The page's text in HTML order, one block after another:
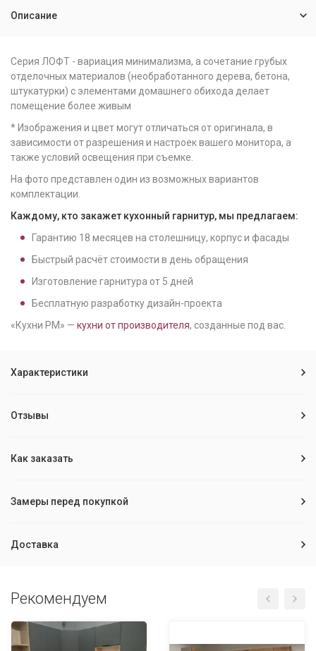
Описание
Серия ЛОФТ - вариация минимализма, а сочетание грубых
отделочных материалов (необработанного дерева, бетона,
штукатурки) с элементами домашнего обихода делает
помещение более живым
* Изображения и цвет могут отличаться от оригинала, в
зависимости от разрешения и настроек вашего монитора, а
также условий освещения при съемке.
На фото представлен один из возможных вариантов
комплектации.
Каждому, кто закажет кухонный гарнитур, мы предлагаем:
Гарантию 18 месяцев на столешницу, корпус и фасады
Быстрый расчёт стоимости в день обращения
Изготовление гарнитура от 5 дней
Бесплатную разработку дизайн-проекта
«Кухни РМ» — кухни от производителя, созданные под вас.
Характеристики
Отзывы
Как заказать
Замеры перед покупкой
Доставка
Рекомендуем